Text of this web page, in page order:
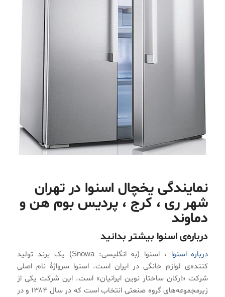
نمایندگی یخچال اسنوا در تهران
شهر ری ، کرج ، پردیس بوم هن و
دماوند
درباره‌ی اسنوا بیشتر بدانید
درباره اسنوا
، اسنوا (به انگلیسی: Snowa) یک برند تولید
کننده‌ی لوازم خانگی در ایران است. اسنوا سرواژهٔ نام اصلی
شرکت «ارکان ساختار نوین ایرانیان» است. این شرکت یکی از
زیرمجموعه‌های گروه صنعتی انتخاب است که در سال ۱۳۸۴ و در